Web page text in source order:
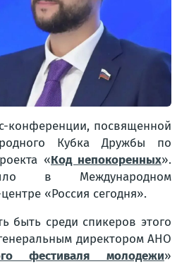
конференции, посвященной
Кубка Дружбы по
«Код непокоренных».
в Международном
«Россия сегодня».
быть среди спикеров этого
директором АНО
фестиваля молодежи»